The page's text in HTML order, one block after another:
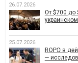
26.07.2026
От $700 до
25.07.2026
ROPO в
—